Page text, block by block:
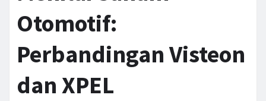
Otomotif:
Perbandingan Visteon
dan XPEL